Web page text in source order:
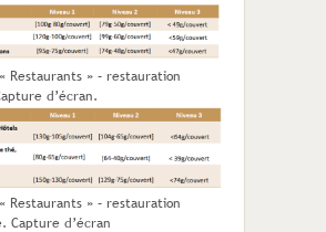
Restaurants » – restauration
d’écran.
Restaurants » – restauration
Capture d’écran